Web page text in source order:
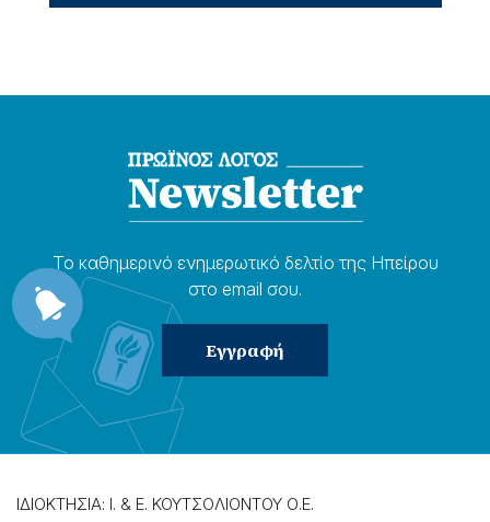
Το καθημερɩνό ενημερωτɩκό δελτίο της Ηπείρου
στο email σου.
ΙΔΙΟΚΤΗΣΙΑ: Ι. & Ε. ΚΟΥΤΣΟΛΙΟΝΤΟΥ Ο.Ε.